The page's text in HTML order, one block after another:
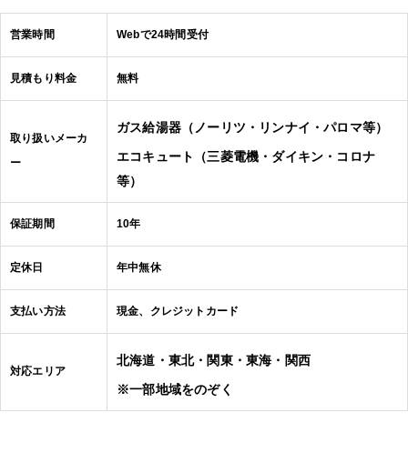
営業時間 Webで24時間受付
見積もり料金 無料
取り扱いメーカ
ー
ガス給湯器（ノーリツ・リンナイ・パロマ等）
エコキュート（三菱電機・ダイキン・コロナ
等）
保証期間 10年
定休日 年中無休
支払い方法 現金、クレジットカード
対応エリア
北海道・東北・関東・東海・関西
※一部地域をのぞく